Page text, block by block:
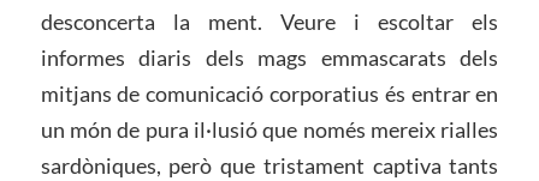
desconcerta la ment. Veure i escoltar els
informes diaris dels mags emmascarats dels
mitjans de comunicació corporatius és entrar en
un món de pura il·lusió que només mereix rialles
sardòniques, però que tristament captiva tants